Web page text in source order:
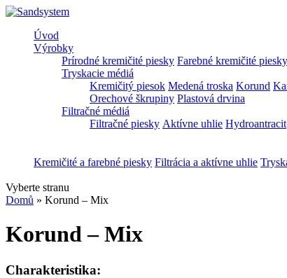
Úvod
Výrobky
Prírodné kremičité piesky Farebné kremičité piesky
Tryskacie médiá
Kremičitý piesok Medená troska Korund
Orechové škrupiny Plastová drvina
Filtračné médiá
Filtračné piesky Aktívne uhlie Hydroantracit
Kremičité a farebné piesky Filtrácia a aktívne uhlie
Vyberte stranu
Domů » Korund – Mix
Korund – Mix
Charakteristika: